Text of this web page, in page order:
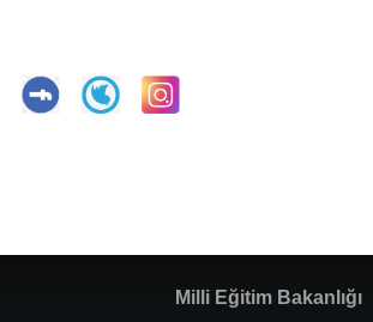
Milli Eğitim Bakanlığı